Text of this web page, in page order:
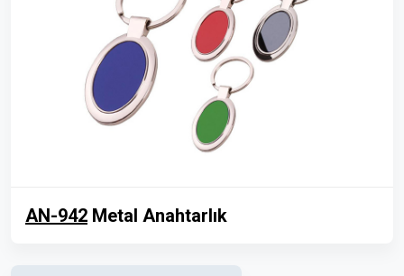
AN-942 Metal Anahtarlık